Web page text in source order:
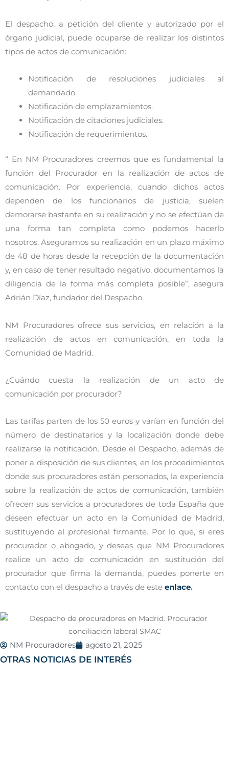
El despacho, a petición del cliente y autorizado por el
órgano judicial, puede ocuparse de realizar los distintos
tipos de actos de comunicación:
Notificación de resoluciones judiciales al
demandado.
Notificación de emplazamientos.
Notificación de citaciones judiciales.
Notificación de requerimientos.
“ En NM Procuradores creemos que es fundamental la
función del Procurador en la realización de actos de
comunicación. Por experiencia, cuando dichos actos
dependen de los funcionarios de justicia, suelen
demorarse bastante en su realización y no se efectúan de
una forma tan completa como podemos hacerlo
nosotros. Aseguramos su realización en un plazo máximo
de 48 de horas desde la recepción de la documentación
y, en caso de tener resultado negativo, documentamos la
diligencia de la forma más completa posible”, asegura
Adrián Díaz, fundador del Despacho.
NM Procuradores ofrece sus servicios, en relación a la
realización de actos en comunicación, en toda la
Comunidad de Madrid.
¿Cuándo cuesta la realización de un acto de
comunicación por procurador?
Las tarifas parten de los 50 euros y varían en función del
número de destinatarios y la localización donde debe
realizarse la notificación. Desde el Despacho, además de
poner a disposición de sus clientes, en los procedimientos
donde sus procuradores están personados, la experiencia
sobre la realización de actos de comunicación, también
ofrecen sus servicios a procuradores de toda España que
deseen efectuar un acto en la Comunidad de Madrid,
sustituyendo al profesional firmante. Por lo que, si eres
procurador o abogado, y deseas que NM Procuradores
realice un acto de comunicación en sustitución del
procurador que firma la demanda, puedes ponerte en
contacto con el despacho a través de este enlace.
NM Procuradores agosto 21, 2025
OTRAS NOTICIAS DE INTERÉS